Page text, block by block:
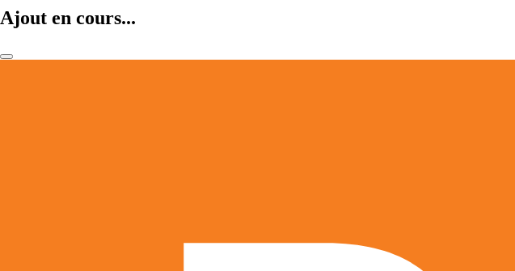
Ajout en cours...